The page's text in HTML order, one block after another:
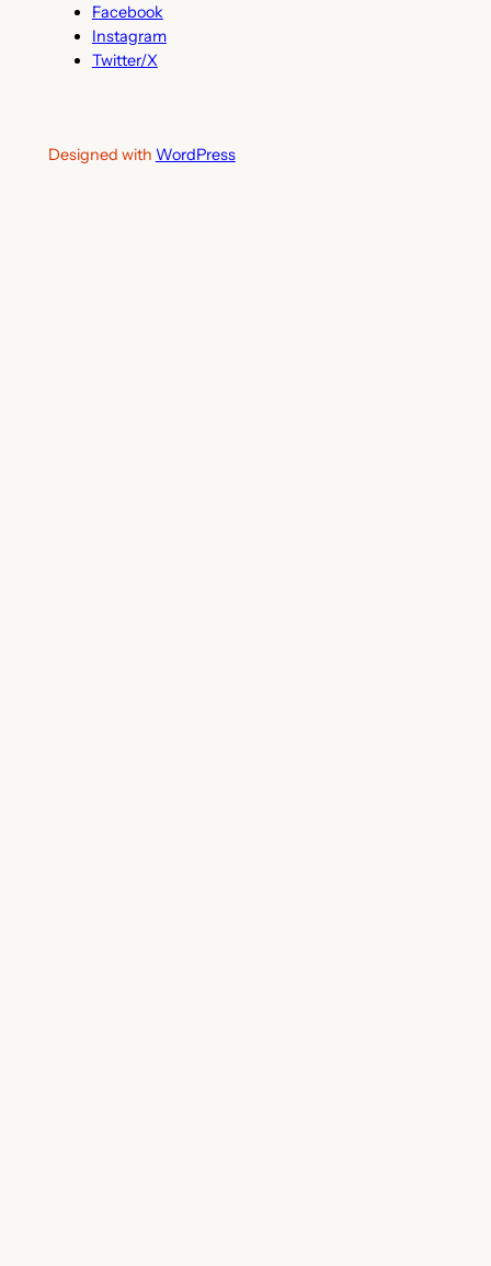
Facebook
Instagram
Twitter/X
Designed with WordPress